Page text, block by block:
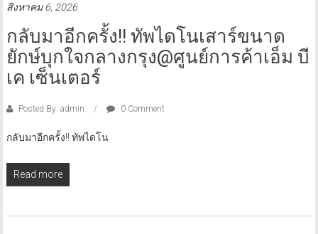
สิงหาคม 6, 2026
กลับมาอีกครั้ง!! ทัพไดโนเสาร์ขนาด
ยักษ์บุกใจกลางกรุง@ศูนย์การค้าเอ็ม บี
เค เซ็นเตอร์
Posted By: admin 0 Comment
กลับมาอีกครั้ง!! ทัพไดโน
Read more